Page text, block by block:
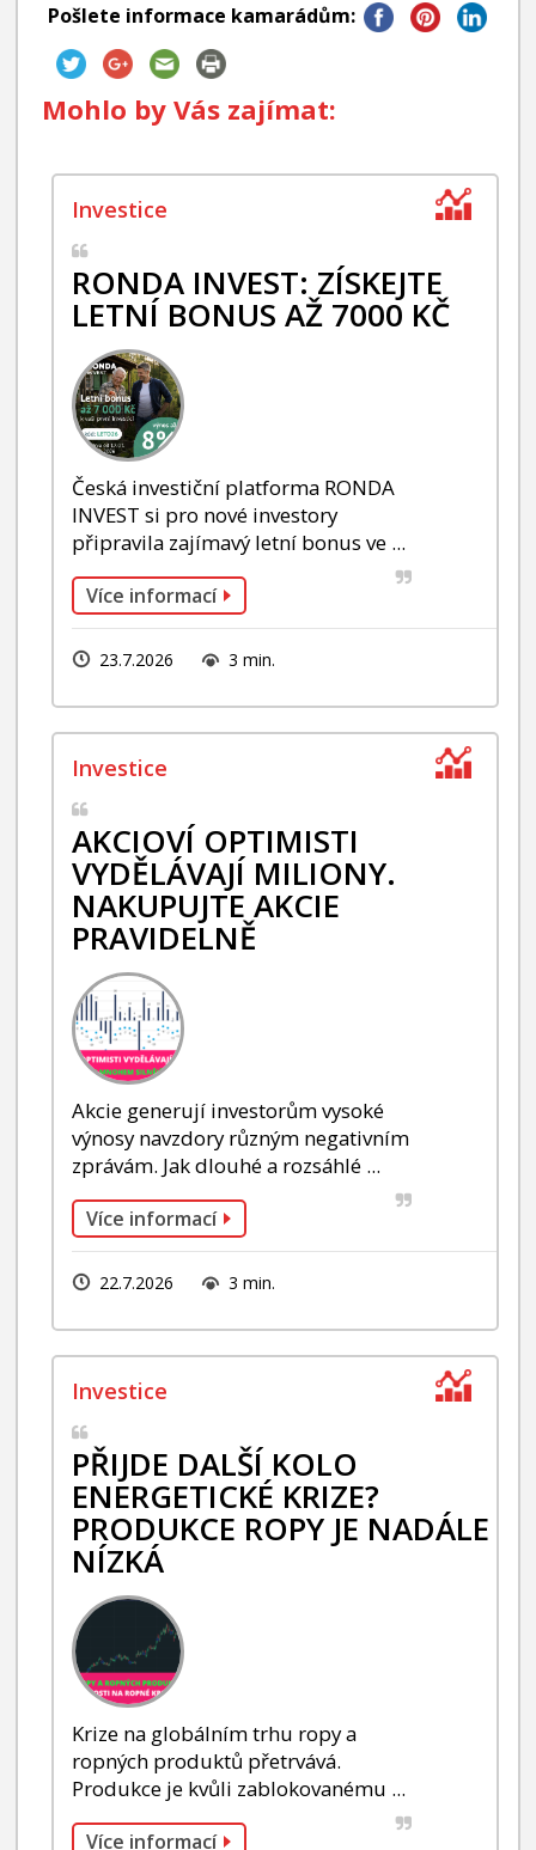
Pošlete informace kamarádům:
Mohlo by Vás zajímat:
RONDA INVEST: ZÍSKEJTE
LETNÍ BONUS AŽ 7000 KČ
Česká investiční platforma RONDA
INVEST si pro nové investory
připravila zajímavý letní bonus ve ...
Více informací
23.7.2026 3 min.
AKCIOVÍ OPTIMISTI
VYDĚLÁVAJÍ MILIONY.
NAKUPUJTE AKCIE
PRAVIDELNĚ
Akcie generují investorům vysoké
výnosy navzdory různým negativním
zprávám. Jak dlouhé a rozsáhlé ...
Více informací
22.7.2026 3 min.
PŘIJDE DALŠÍ KOLO
ENERGETICKÉ KRIZE?
PRODUKCE ROPY JE NADÁLE
NÍZKÁ
Krize na globálním trhu ropy a
ropných produktů přetrvává.
Produkce je kvůli zablokovanému ...
Více informací